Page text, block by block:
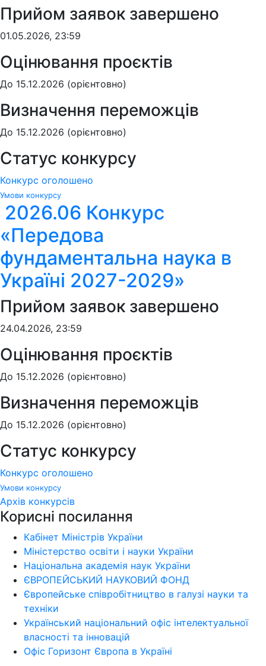
Прийом заявок завершено
01.05.2026, 23:59
Оцінювання проєктів
До 15.12.2026 (орієнтовно)
Визначення переможців
До 15.12.2026 (орієнтовно)
Статус конкурсу
Конкурс оголошено
Умови конкурсу
2026.06 Конкурс
«Передова
фундаментальна наука в
Україні 2027-2029»
Прийом заявок завершено
24.04.2026, 23:59
Оцінювання проєктів
До 15.12.2026 (орієнтовно)
Визначення переможців
До 15.12.2026 (орієнтовно)
Статус конкурсу
Конкурс оголошено
Умови конкурсу
Архів конкурсів
Корисні посилання
Кабінет Міністрів України
Міністерство освіти і науки України
Національна академія наук України
ЄВРОПЕЙСЬКИЙ НАУКОВИЙ ФОНД
Європейське співробітництво в галузі науки та
техніки
Український національний офіс інтелектуальної
власності та інновацій
Офіс Горизонт Європа в Україні